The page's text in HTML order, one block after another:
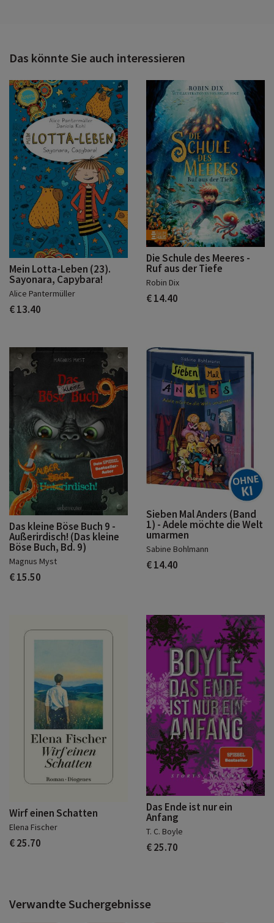
Das könnte Sie auch interessieren
Mein Lotta-Leben (23).
Sayonara, Capybara!
Alice Pantermüller
€ 13.40
Die Schule des Meeres -
Ruf aus der Tiefe
Robin Dix
€ 14.40
Das kleine Böse Buch 9 -
Außerirdisch! (Das kleine
Böse Buch, Bd. 9)
Magnus Myst
€ 15.50
Sieben Mal Anders (Band
1) - Adele möchte die Welt
umarmen
Sabine Bohlmann
€ 14.40
Wirf einen Schatten
Elena Fischer
€ 25.70
Das Ende ist nur ein
Anfang
T. C. Boyle
€ 25.70
Verwandte Suchergebnisse